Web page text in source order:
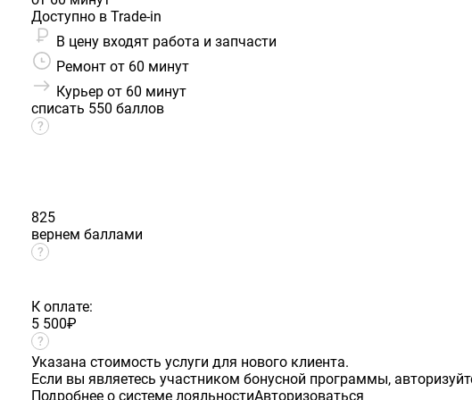
Доступно в Trade-in
В цену входят работа и запчасти
Ремонт от 60 минут
Курьер от 60 минут
списать 550 баллов
825
вернем баллами
К оплате:
5 500₽
Указана стоимость услуги для нового клиента.
Если вы являетесь участником бонусной программы,
Подробнее о системе лояльностиАвторизоваться